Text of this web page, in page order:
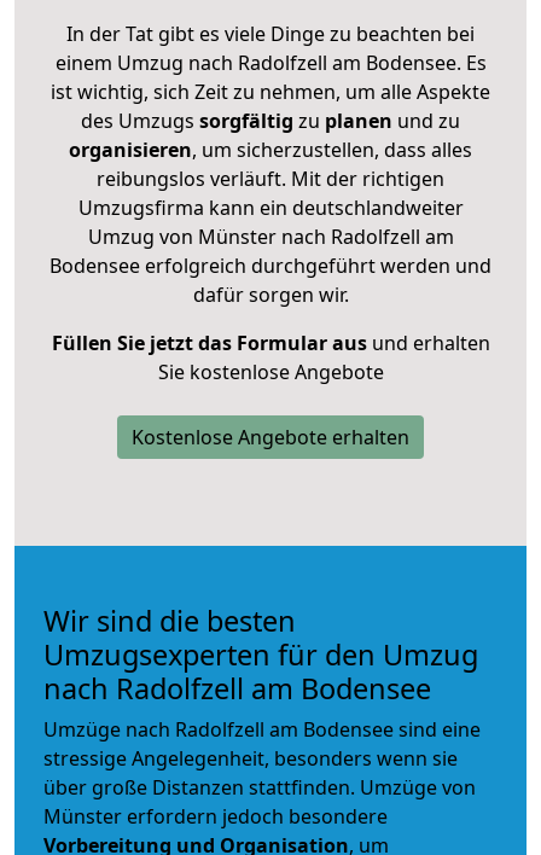
In der Tat gibt es viele Dinge zu beachten bei
einem Umzug nach Radolfzell am Bodensee. Es
ist wichtig, sich Zeit zu nehmen, um alle Aspekte
des Umzugs sorgfältig zu planen und zu
organisieren, um sicherzustellen, dass alles
reibungslos verläuft. Mit der richtigen
Umzugsfirma kann ein deutschlandweiter
Umzug von Münster nach Radolfzell am
Bodensee erfolgreich durchgeführt werden und
dafür sorgen wir.
Füllen Sie jetzt das Formular ausund erhalten
Sie kostenlose Angebote
Kostenlose Angebote erhalten
Wir sind die besten
Umzugsexperten für den Umzug
nach Radolfzell am Bodensee
Umzüge nach Radolfzell am Bodensee sind eine
stressige Angelegenheit, besonders wenn sie
über große Distanzen stattfinden. Umzüge von
Münster erfordern jedoch besondere
Vorbereitung und Organisation, um